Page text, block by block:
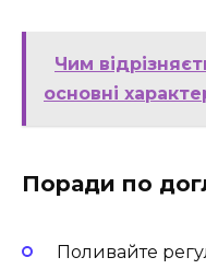
Чим
основні
Поради по
Поливайте